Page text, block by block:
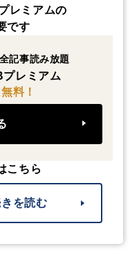
レミアムの
です
記事読み放題
レミアム
料！
こちら
を読む